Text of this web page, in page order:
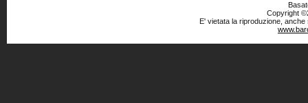
Copyright
E' vietata la riproduzione,